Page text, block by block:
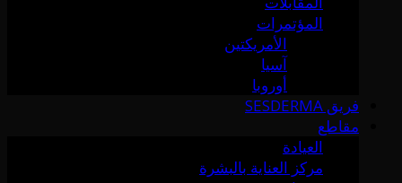
المؤتمرات
الأمريكتين
آسيا
أوروبا
فريق SESDERMA
مقاطع
العيادة
مركز العناية بالبشرة